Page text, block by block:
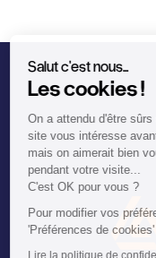
Salut c'est nous...
Les cookies !
On a attendu d'être
site vous intéresse
mais on aimerait bien
pendant votre visite...
C'est OK pour vous ?
Pour modifier vos
'Préférences de
Lire la politique de